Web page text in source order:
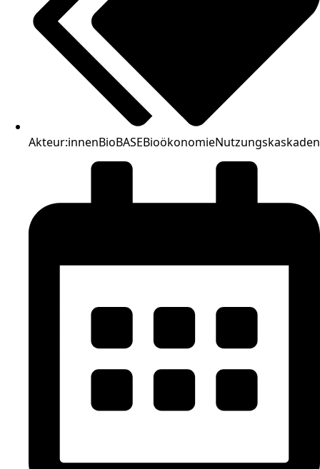
Akteur:innenBioBASEBioökonomieNutzungskaskaden